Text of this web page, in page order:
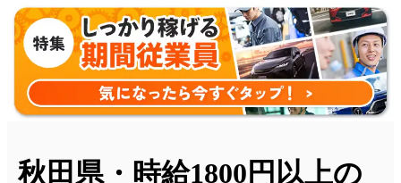
秋田県・時給1800円以上の